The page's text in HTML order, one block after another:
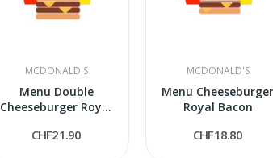
MCDONALD'S
Menu Double
Cheeseburger Royal
CHF21.90
MCDONALD'S
Menu Cheeseburger
Royal Bacon
CHF18.80